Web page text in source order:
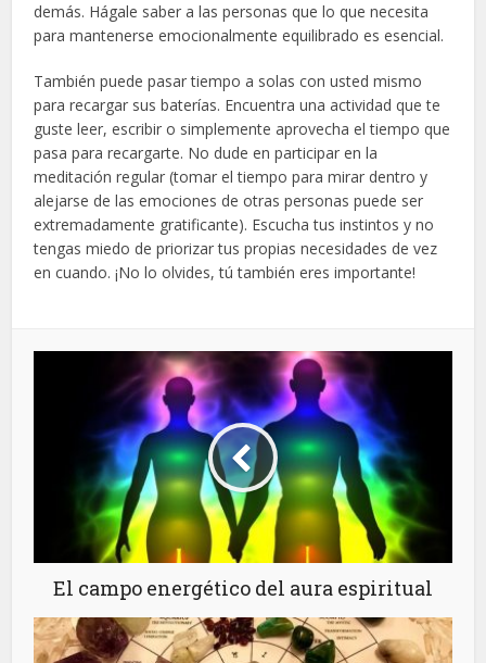
demás. Hágale saber a las personas que lo que necesita
para mantenerse emocionalmente equilibrado es esencial.
También puede pasar tiempo a solas con usted mismo
para recargar sus baterías. Encuentra una actividad que te
guste leer, escribir o simplemente aprovecha el tiempo que
pasa para recargarte. No dude en participar en la
meditación regular (tomar el tiempo para mirar dentro y
alejarse de las emociones de otras personas puede ser
extremadamente gratificante). Escucha tus instintos y no
tengas miedo de priorizar tus propias necesidades de vez
en cuando. ¡No lo olvides, tú también eres importante!
El campo energético del aura espiritual